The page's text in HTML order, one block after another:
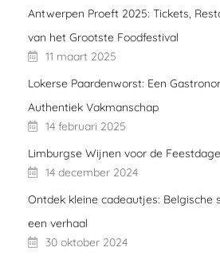
Antwerpen Proeft 2025: Tickets,
van het Grootste Foodfestival
11 maart 2025
Lokerse Paardenworst: Een
Authentiek Vakmanschap
14 februari 2025
Limburgse Wijnen voor de
14 december 2024
Ontdek kleine cadeautjes: Belgische
een verhaal
30 oktober 2024